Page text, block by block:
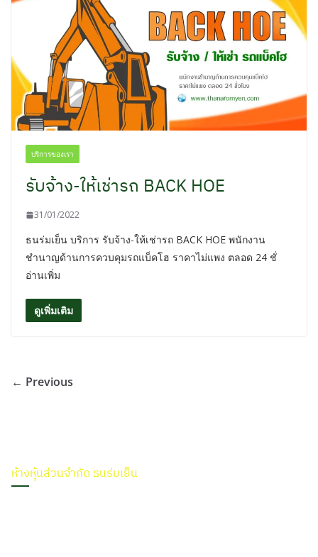
บริการของเรา
รับจ้าง-ให้เช่ารถ BACK HOE
31/01/2022
ธนร่มเย็น บริการ รับจ้าง-ให้เช่ารถ BACK HOE พนักงาน
ชำนาญด้านการควบคุมรถแบ็คโฮ ราคาไม่แพง ตลอด 24 ชั่
อ่านเพิ่ม
ดูเพิ่มเติม
← Previous
ห้างหุ้นส่วนจำกัด ธนร่มเย็น